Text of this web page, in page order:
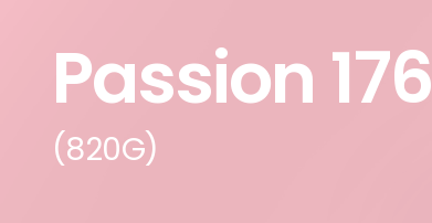
Passion 176
(820G)